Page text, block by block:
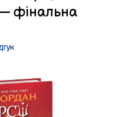
— фінальна